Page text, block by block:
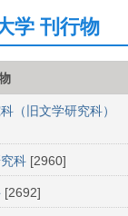
学 刊行物
（旧文学研究科）
科 [2960]
[2692]